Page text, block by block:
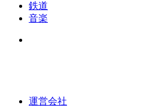
鉄道
音楽
運営会社